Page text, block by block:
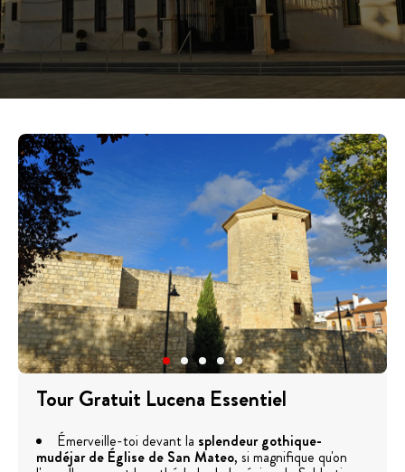
Tour Gratuit Lucena Essentiel
Émerveille-toi devant la splendeur gothique-
mudéjar de Église de San Mateo, si magnifique qu'on